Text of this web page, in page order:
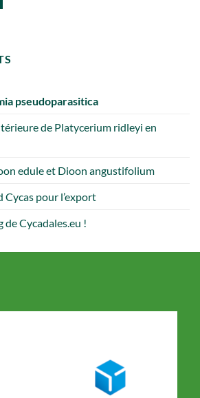
pseudoparasitica
de Platycerium ridleyi en
edule et Dioon angustifolium
Cycas pour l’export
de Cycadales.eu !